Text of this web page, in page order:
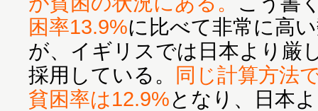
困率13.9%に比べて非常に高
が、イギリスでは日本より厳
採用している。 同じ計算方法
貧困率は12.9%となり、日本